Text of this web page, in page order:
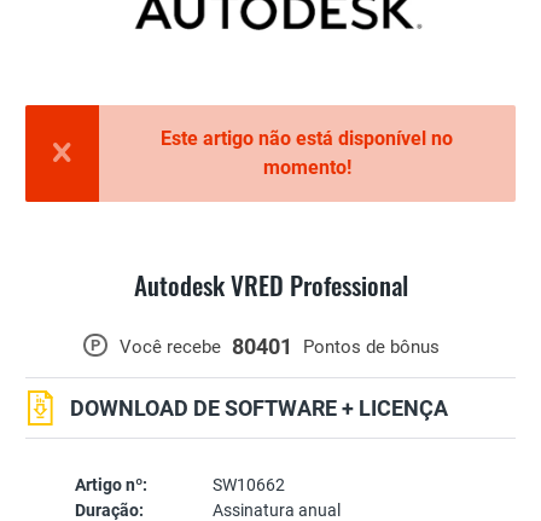
Este artigo não está disponível no
momento!
Autodesk VRED Professional
Artigo nº:
SW10662
Duração:
Assinatura anual
P Você recebe 80401 Pontos de bônus
DOWNLOAD DE SOFTWARE + LICENÇA